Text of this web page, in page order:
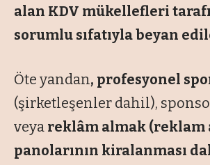
alan KDV mükellefleri
sorumlu sıfatıyla beyan
Öte yandan, profesyonel
(şirketleşenler dahil),
veya reklâm almak (reklam
panolarının kiralanması